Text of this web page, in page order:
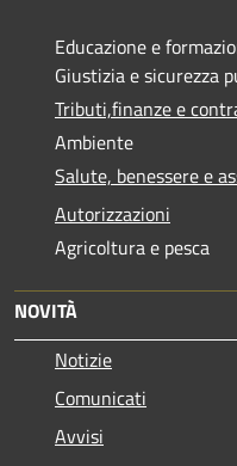
Educazione e
Giustizia e sicurezza
Tributi,finanze e
Ambiente
Salute, benessere e
Autorizzazioni
Agricoltura e pesca
NOVITÀ
Notizie
Comunicati
Avvisi